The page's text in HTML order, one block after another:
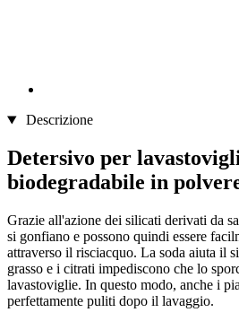
Descrizione
Detersivo per
biodegradabile in
Grazie all'azione dei silicati derivati da
si gonfiano e possono quindi essere
attraverso il risciacquo. La soda aiuta il
grasso e i citrati impediscono che lo
lavastoviglie. In questo modo, anche i
perfettamente puliti dopo il lavaggio.